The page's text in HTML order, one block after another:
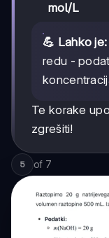
mol/L
💪 Lahko je:
redu -
Te korake
zgrešiti!
5 of 7